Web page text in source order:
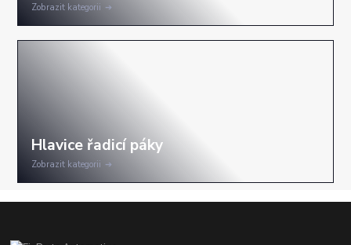
Zobrazit kategorii
Zobrazit kategorii